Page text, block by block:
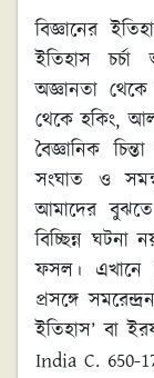
বিজ্ঞানের
ইতিহাস
অজ্ঞানতা
থেকে হকিং,
বৈজ্ঞানিক
সংঘাত ও
আমাদের বুঝতে
বিচ্ছিন্ন ঘটনা
ফসল। এখানে
প্রসঙ্গে
ইতিহাস’ বা
India C. 650-